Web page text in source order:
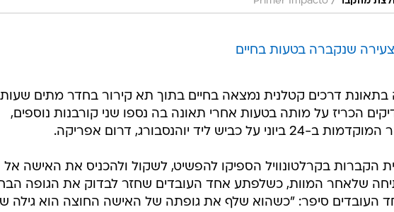
שנקברה בטעות בחיים
דרכים קטלנית נמצאה בחיים בתוך תא קירור בחדר מתים שעות
הכריז על מותה בטעות אחרי תאונה בה נספו שני קורבנות נוספים,
ליד יוהנסבורג, דרום אפריקה.
הקברות בקרלטונוויל הספיקו להפשיט, לשקול ולהכניס את האישה
שלאחר המוות, כשלפתע אחד העובדים שחזר לבדוק את הגופה
העובדים סיפר: "כשהוא שלף את גופתה של האישה החוצה הוא גילה